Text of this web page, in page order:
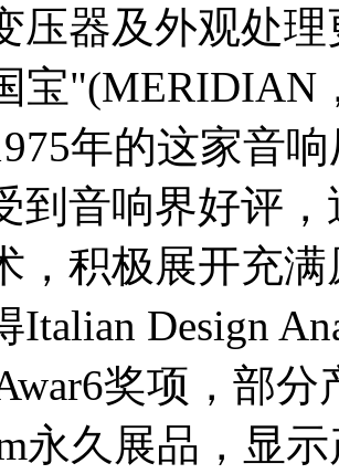
压器及外观处
宝"(MERIDIAN
年的这家音
到音响界好评
，积极展开充
Italian Design
奖项，部
永久展品，显